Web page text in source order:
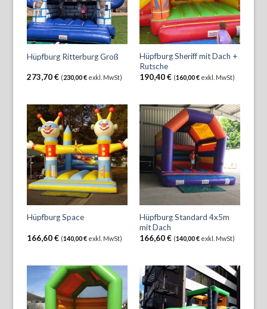
Hüpfburg Ritterburg Groß
273,70€ (230,00€ exkl. MwSt)
Hüpfburg Sheriff mit Dach +
Rutsche
190,40€ (160,00€exkl. MwSt)
Hüpfburg Space
166,60€ (140,00€ exkl. MwSt)
Hüpfburg Standard 4x5m
mit Dach
166,60€ (140,00€exkl. MwSt)